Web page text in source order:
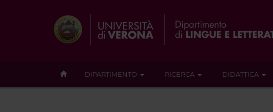
DIPARTIMENTO RICERCA DIDATTICA